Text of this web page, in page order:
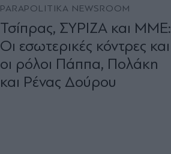
PARAPOLITIKA NEWSROOM
Τσίπρας, ΣΥΡΙΖΑ και ΜΜΕ:
Οι εσωτερικές κόντρες και
οι ρόλοι Πάππα, Πολάκη
και Ρένας Δούρου